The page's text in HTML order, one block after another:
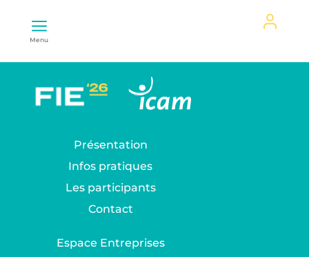
Menu
Présentation
Infos pratiques
Les participants
Contact
Espace Entreprises